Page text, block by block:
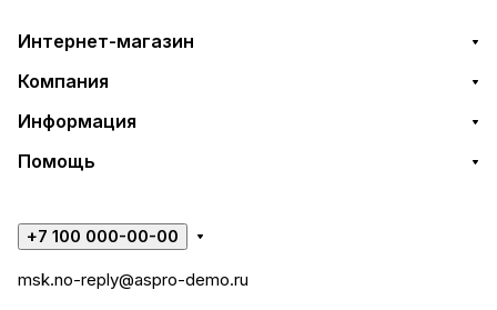
Интернет-магазин
Компания
Информация
Помощь
+7 100 000-00-00
msk.no-reply@aspro-demo.ru